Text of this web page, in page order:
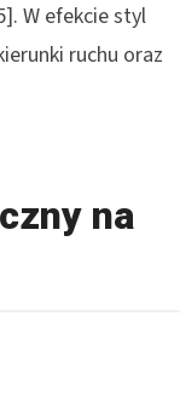
W efekcie styl
ruchu oraz
na